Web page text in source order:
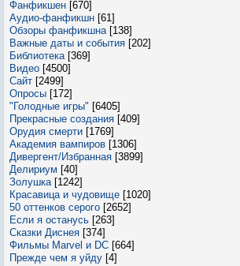
Фанфикшен [670]
Аудио-фанфикшн [61]
Обзоры фанфикшна [138]
Важные даты и события [202]
Библиотека [369]
Видео [4500]
Сайт [2499]
Опросы [172]
"Голодные игры" [6405]
Прекрасные создания [409]
Орудия смерти [1769]
Академия вампиров [1306]
Дивергент/Избранная [3899]
Делириум [40]
Золушка [1242]
Красавица и чудовище [1020]
50 оттенков серого [2652]
Если я останусь [263]
Сказки Диснея [374]
Фильмы Marvel и DC [664]
Прежде чем я уйду [4]